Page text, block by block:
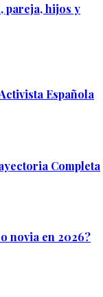
pareja, hijos y
Española
Completa
novia en 2026?